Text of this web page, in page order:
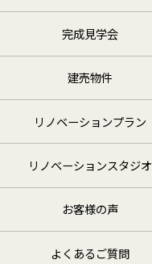
完成見学会
建売物件
リノベーションプラン
リノベーションスタジオ
お客様の声
よくあるご質問